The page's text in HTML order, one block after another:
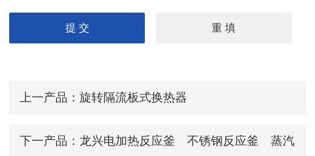
上一产品： 旋转隔流板式换热器
下一产品： 龙兴电加热反应釜 不锈钢反应釜 蒸汽